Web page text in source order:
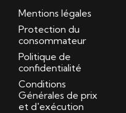
Mentions légales
Protection du
consommateur
Politique de
confidentialité
Conditions
Générales de prix
et d'exécution